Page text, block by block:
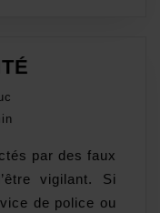
par des faux
vigilant. Si
de police ou